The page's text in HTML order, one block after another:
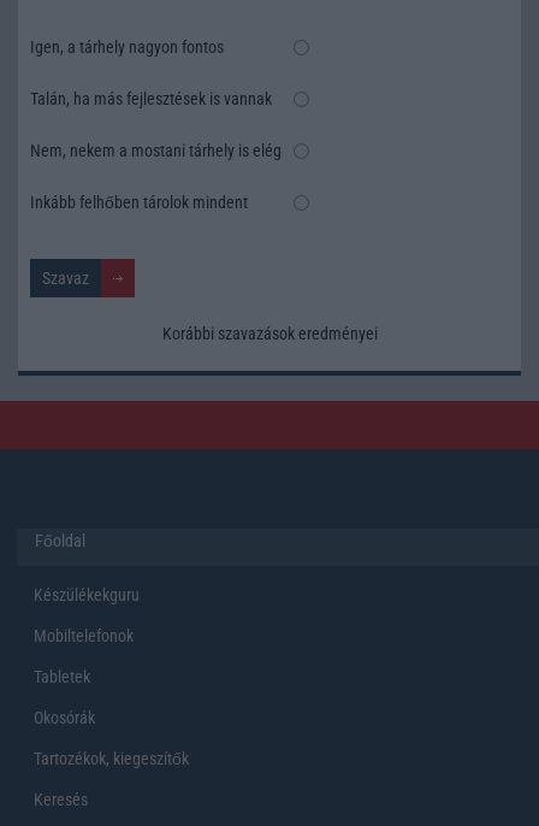
Igen, a tárhely nagyon fontos
Talán, ha más fejlesztések is vannak
Nem, nekem a mostani tárhely is elég
Inkább felhőben tárolok mindent
Korábbi szavazások eredményei
Főoldal
Készülékekguru
Mobiltelefonok
Tabletek
Okosórák
Tartozékok, kiegeszítők
Keresés